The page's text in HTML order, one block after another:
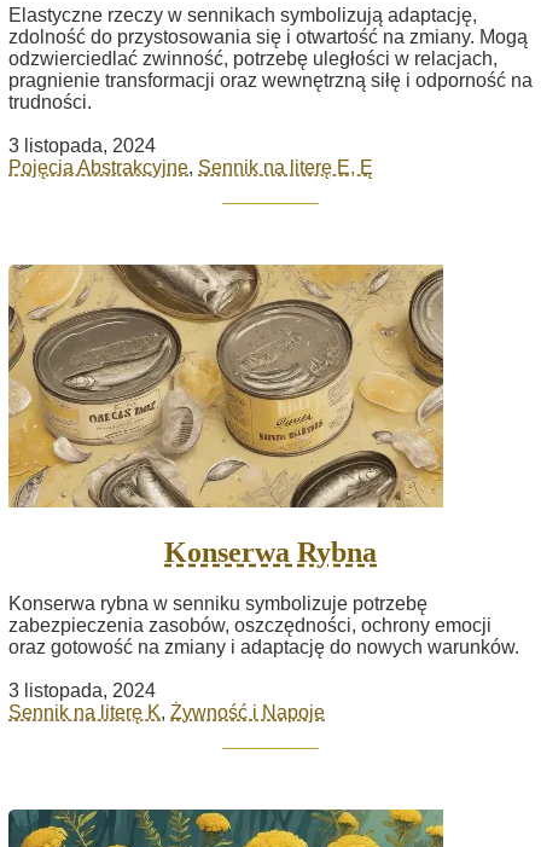
Elastyczne rzeczy w sennikach symbolizują adaptację,
zdolność do przystosowania się i otwartość na zmiany. Mogą
odzwierciedlać zwinność, potrzebę uległości w relacjach,
pragnienie transformacji oraz wewnętrzną siłę i odporność na
trudności.
3 listopada, 2024
Pojęcia Abstrakcyjne, Sennik na literę E, Ę
Konserwa Rybna
Konserwa rybna w senniku symbolizuje potrzebę
zabezpieczenia zasobów, oszczędności, ochrony emocji
oraz gotowość na zmiany i adaptację do nowych warunków.
3 listopada, 2024
Sennik na literę K, Żywność i Napoje